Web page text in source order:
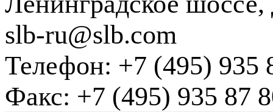
slb-ru@slb.com
Телефон: +7 (495) 935
Факс: +7 (495) 935 87